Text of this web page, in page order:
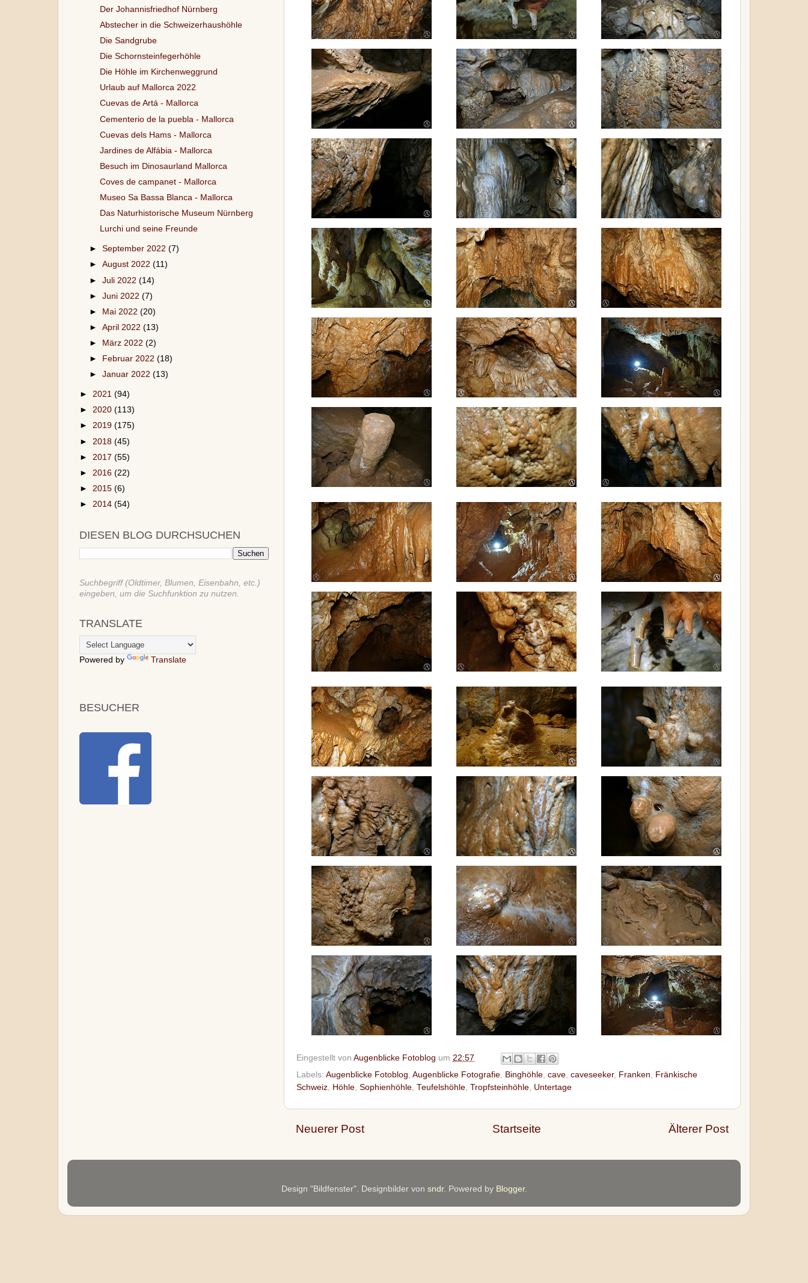
Eingestellt von Augenblicke Fotoblog um 22:57
Labels: Augenblicke Fotoblog Augenblicke Fotografie Binghöhle cave caveseeker, Franken
Fränkische
Schweiz Höhle Sophienhöhle Teufelshöhle Tropfsteinhöhle Untertage
Neuerer Post Älterer Post
Startseite
Der Johannisfriedhof Nürnberg
Abstecher in die Schweizerhaushöhle
Die Sandgrube
Die Schornsteinfegerhöhle
Die Höhle im Kirchenweggrund
Urlaub auf Mallorca 2022
Cuevas de Artá - Mallorca
Cementerio de la puebla - Mallorca
Cuevas dels Hams - Mallorca
Jardines de Alfábia - Mallorca
Besuch im Dinosaurland Mallorca
Coves de campanet - Mallorca
Museo Sa Bassa Blanca - Mallorca
Das Naturhistorische Museum Nürnberg
Lurchi und seine Freunde
►September 2022(7)
►August 2022(11)
►Juli 2022(14)
►Juni 2022(7)
►
Mai 2022(20)
►April 2022(13)
►
März 2022(2)
►
Februar 2022(18)
►Januar 2022(13)
► 2021 (94)
► 2020 (113)
► 2019 (175)
► 2018 (45)
► 2017 (55)
► 2016 (22)
► 2015 (6)
► 2014 (54)
DIESEN BLOG DURCHSUCHEN
Suchbegriff (Oldtimer, Blumen, Eisenbahn, etc.)
eingeben, um die Suchfunktion zu nutzen.
TRANSLATE
Powered by Translate
BESUCHER
Design "Bildfenster". Designbilder von sndr. Powered by Blogger.